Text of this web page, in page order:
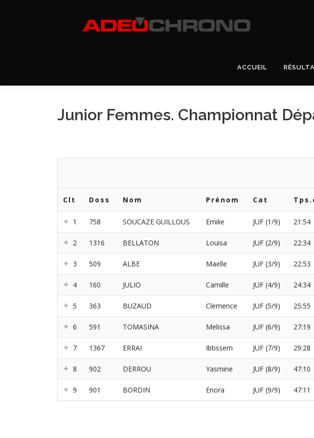
ACCUEIL
Junior Femmes. Championnat
Clt Doss Nom Prénom Cat
1 758 SOUCAZE GUILLOUS Emilie JUF (1/9) 21:54
2 1316 BELLATON Louisa JUF (2/9) 22:34
3 509 ALBE Maelle JUF (3/9) 22:53
4 160 JULIO Camille JUF (4/9) 24:34
5 363 BUZAUD Clemence JUF (5/9) 25:55
6 591 TOMASINA Melissa JUF (6/9) 27:19
7 1367 ERRAI Ibtissem JUF (7/9) 29:28
8 902 DERROU Yasmine JUF (8/9) 47:10
9 901 BORDIN Enora JUF (9/9) 47:11